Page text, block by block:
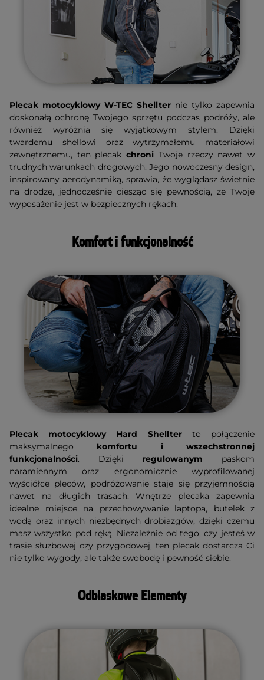
Plecak motocyklowy W-TEC Shellter nie tylko zapewnia
doskonałą ochronę Twojego sprzętu podczas podróży, ale
również wyróżnia się wyjątkowym stylem. Dzięki
twardemu shellowi oraz wytrzymałemu materiałowi
zewnętrznemu, ten plecakchroni Twoje rzeczy nawet w
trudnych warunkach drogowych. Jego nowoczesny design,
inspirowany aerodynamiką, sprawia, że wyglądasz świetnie
na drodze, jednocześnie ciesząc się pewnością, że Twoje
wyposażenie jest w bezpiecznych rękach.
Komfort i funkcjonalność
Plecak motocyklowy Hard Shellterto połączenie
maksymalnego komfortu i wszechstronnej
funkcjonalności. Dzięki regulowanym paskom
naramiennym oraz ergonomicznie wyprofilowanej
wyściółce pleców, podróżowanie staje się przyjemnością
nawet na długich trasach. Wnętrze plecaka zapewnia
idealne miejsce na przechowywanie laptopa, butelek z
wodą oraz innych niezbędnych drobiazgów, dzięki czemu
masz wszystko pod ręką. Niezależnie od tego, czy jesteś w
trasie służbowej czy przygodowej, ten plecak dostarcza Ci
nie tylko wygody, ale także swobodę i pewność siebie.
Odblaskowe Elementy